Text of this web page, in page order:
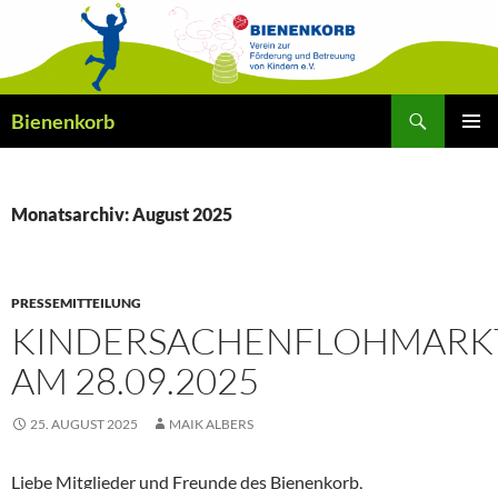
springen
Bienenkorb
Monatsarchiv: August 2025
PRESSEMITTEILUNG
AM 28.09.2025
25. AUGUST 2025 MAIK ALBERS
Liebe Mitglieder und Freunde des Bienenkorb,